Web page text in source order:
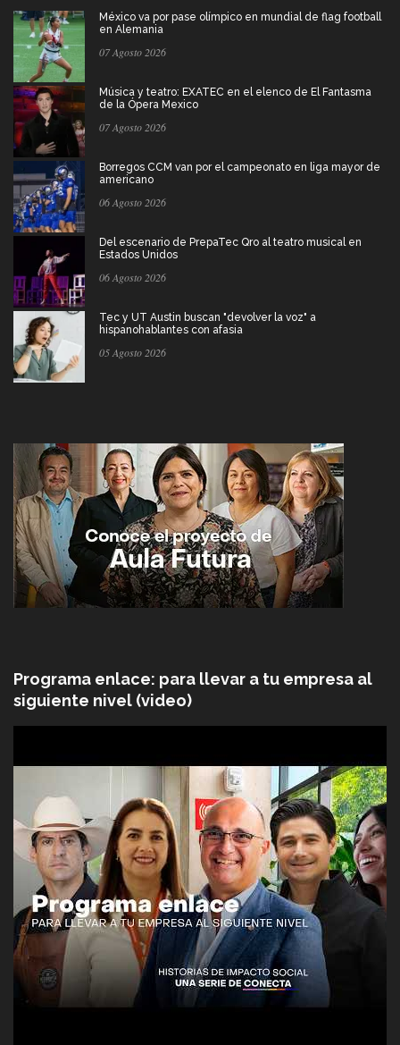
México va por pase olímpico en mundial de flag football
en Alemania
07 Agosto 2026
Música y teatro: EXATEC en el elenco de El Fantasma
de la Ópera Mexico
07 Agosto 2026
Borregos CCM van por el campeonato en liga mayor de
americano
06 Agosto 2026
Del escenario de PrepaTec Qro al teatro musical en
Estados Unidos
06 Agosto 2026
Tec y UT Austin buscan "devolver la voz" a
hispanohablantes con afasia
05 Agosto 2026
Programa enlace: para llevar a tu empresa al
siguiente nivel (video)